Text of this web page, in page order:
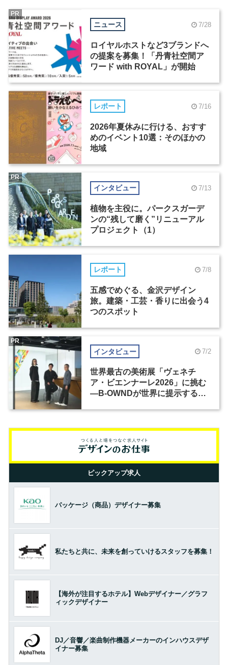
ニュース 7/28
ロイヤルホストなど3ブランドへ
の提案を募集！「丹青社空間ア
ワード with ROYAL」が開始
PR
レポート 7/16
2026年夏休みに行ける、おすす
めのイベント10選：そのほかの
地域
インタビュー 7/13
植物を主役に。パークスガーデ
ンの“残して磨く”リニューアル
プロジェクト（1）
PR
レポート 7/8
五感でめぐる、金沢デザイン
旅。建築・工芸・香りに出会う4
つのスポット
インタビュー 7/2
世界最古の美術展「ヴェネチ
ア・ビエンナーレ2026」に挑む
―B-OWNDが世界に提示する美
PR
ピックアップ求人
パッケージ（商品）デザイナー募集
私たちと共に、未来を創っていけるスタッフを募集！
【海外が注目するホテル】Webデザイナー／グラフ
ィックデザイナー
DJ／音響／楽曲制作機器メーカーのインハウスデザ
イナー募集